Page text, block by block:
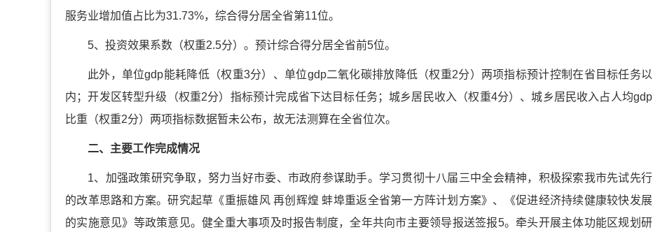
服务业增加值占比为31.73%，综合得分居全省第11位。
5、投资效果系数（权重2.5分）。预计综合得分居全省前5位。
此外，单位gdp能耗降低（权重3分）、单位gdp二氧化碳排放降低（权重2分）两项指标预计控制在省目标任务以
内；开发区转型升级（权重2分）指标预计完成省下达目标任务；城乡居民收入（权重4分）、城乡居民收入占人均gdp
比重（权重2分）两项指标数据暂未公布，故无法测算在全省位次。
二、主要工作完成情况
1、加强政策研究争取，努力当好市委、市政府参谋助手。学习贯彻十八届三中全会精神，积极探索我市先试先行
的改革思路和方案。研究起草《重振雄风 再创辉煌 蚌埠重返全省第一方阵计划方案》、《促进经济持续健康较快发展
的实施意见》等政策意见。健全重大事项及时报告制度，全年共向市主要领导报送签报5。牵头开展主体功能区规划研